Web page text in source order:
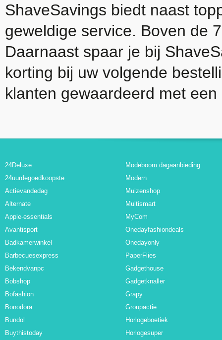
ShaveSavings biedt naast
geweldige service. Boven de
Daarnaast spaar je bij
korting bij uw volgende
klanten gewaardeerd met
24Deluxe
24uurdegoedkoopste
Actievandedag
Alternate
Apple-essentials
Avantisport
Badkamerwinkel
Barbecuesexpress
Bekendvanpc
Bobshop
Bofashion
Bonodora
Bundol
Buythistoday
Modeboom dagaanbieding
Modern
Muizenshop
Multismart
MyCom
Onedayfashiondeals
Onedayonly
PaperFlies
Gadgethouse
Gadgetknaller
Grapy
Groupactie
Horlogeboetiek
Horlogesuper